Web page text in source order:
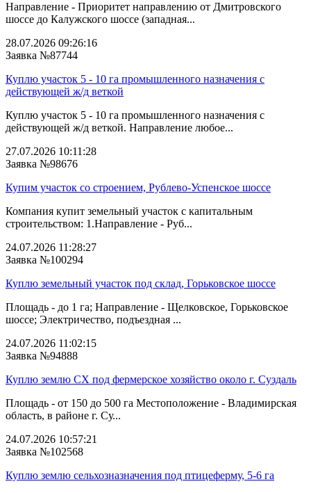
Направление - Приоритет направлению от Дмитровского
шоссе до Калужского шоссе (западная...
28.07.2026 09:26:16
Заявка №87744
Куплю участок 5 - 10 га промышленного назначения с
действующей ж/д веткой
Куплю участок 5 - 10 га промышленного назначения с
действующей ж/д веткой. Направление любое...
27.07.2026 10:11:28
Заявка №98676
Купим участок со строением, Рублево-Успенское шоссе
Компания купит земельный участок с капитальным
строительством: 1.Направление - Руб...
24.07.2026 11:28:27
Заявка №100294
Куплю земельный участок под склад, Горьковское шоссе
Площадь - до 1 га; Направление - Щелковское, Горьковское
шоссе; Электричество, подъездная ...
24.07.2026 11:02:15
Заявка №94888
Куплю землю СХ под фермерское хозяйство около г. Суздаль
Площадь - от 150 до 500 га Местоположение - Владимирская
область, в районе г. Су...
24.07.2026 10:57:21
Заявка №102568
Куплю землю сельхозназначения под птицеферму, 5-6 га